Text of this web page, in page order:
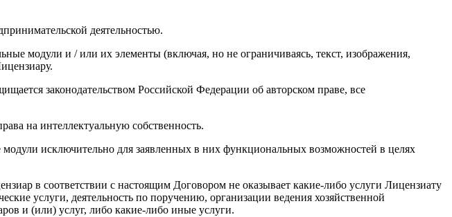
деятельностью.
модули и / или их элементы (включая, но не ограничиваясь, текст, изображения,
законодательством Российской Федерации об авторском праве, все
на интеллектуальную собственность.
исключительно для заявленных в них функциональных возможностей в целях
в соответствии с настоящим Договором не оказывает какие-либо услуги Лицензиату
услуги, деятельность по поручению, организации ведения хозяйственной
и (или) услуг, либо какие-либо иные услуги.